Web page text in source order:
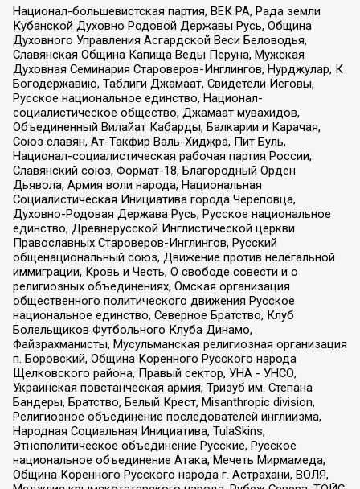
Национал-большевистская партия, ВЕК РА, Рада земли
Кубанской Духовно Родовой Державы Русь, Община
Духовного Управления Асгардской Веси Беловодья,
Славянская Община Капища Веды Перуна, Мужская
Духовная Семинария Староверов-Инглингов, Нурджулар, К
Богодержавию, Таблиги Джамаат, Свидетели Иеговы,
Русское национальное единство, Национал-
социалистическое общество, Джамаат мувахидов,
Объединенный Вилайат Кабарды, Балкарии и Карачая,
Союз славян, Ат-Такфир Валь-Хиджра, Пит Буль,
Национал-социалистическая рабочая партия России,
Славянский союз, Формат-18, Благородный Орден
Дьявола, Армия воли народа, Национальная
Социалистическая Инициатива города Череповца,
Духовно-Родовая Держава Русь, Русское национальное
единство, Древнерусской Инглистической церкви
Православных Староверов-Инглингов, Русский
общенациональный союз, Движение против нелегальной
иммиграции, Кровь и Честь, О свободе совести и о
религиозных объединениях, Омская организация
общественного политического движения Русское
национальное единство, Северное Братство, Клуб
Болельщиков Футбольного Клуба Динамо,
Файзрахманисты, Мусульманская религиозная организация
п. Боровский, Община Коренного Русского народа
Щелковского района, Правый сектор, УНА - УНСО,
Украинская повстанческая армия, Тризуб им. Степана
Бандеры, Братство, Белый Крест, Misanthropic division,
Религиозное объединение последователей инглиизма,
Народная Социальная Инициатива, TulaSkins,
Этнополитическое объединение Русские, Русское
национальное объединение Атака, Мечеть Мирмамеда,
Община Коренного Русского народа г. Астрахани, ВОЛЯ,